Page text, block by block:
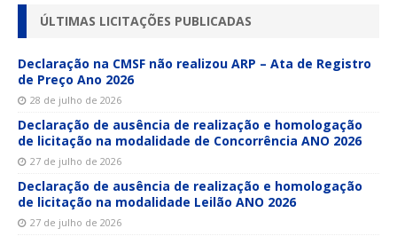
ÚLTIMAS LICITAÇÕES PUBLICADAS
Declaração na CMSF não realizou ARP – Ata de Registro
de Preço Ano 2026
28 de julho de 2026
Declaração de ausência de realização e homologação
de licitação na modalidade de Concorrência ANO 2026
27 de julho de 2026
Declaração de ausência de realização e homologação
de licitação na modalidade Leilão ANO 2026
27 de julho de 2026